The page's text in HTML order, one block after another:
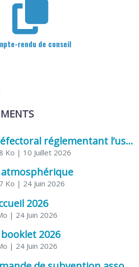
rendu de conseil
Arrêté préfectoral réglementant l’usage de l’eau
Ko | 10 Juillet 2026
Ko | 24 Juin 2026
2026
| 24 Juin 2026
2026
| 24 Juin 2026